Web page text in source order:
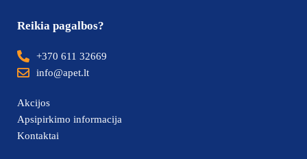
Reikia pagalbos?
+370 611 32669
info@apet.lt
Akcijos
Apsipirkimo informacija
Kontaktai